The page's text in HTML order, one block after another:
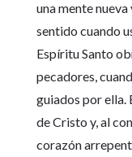
una mente
sentido cuando
Espíritu Santo
pecadores,
guiados por ella.
de Cristo y, al
corazón